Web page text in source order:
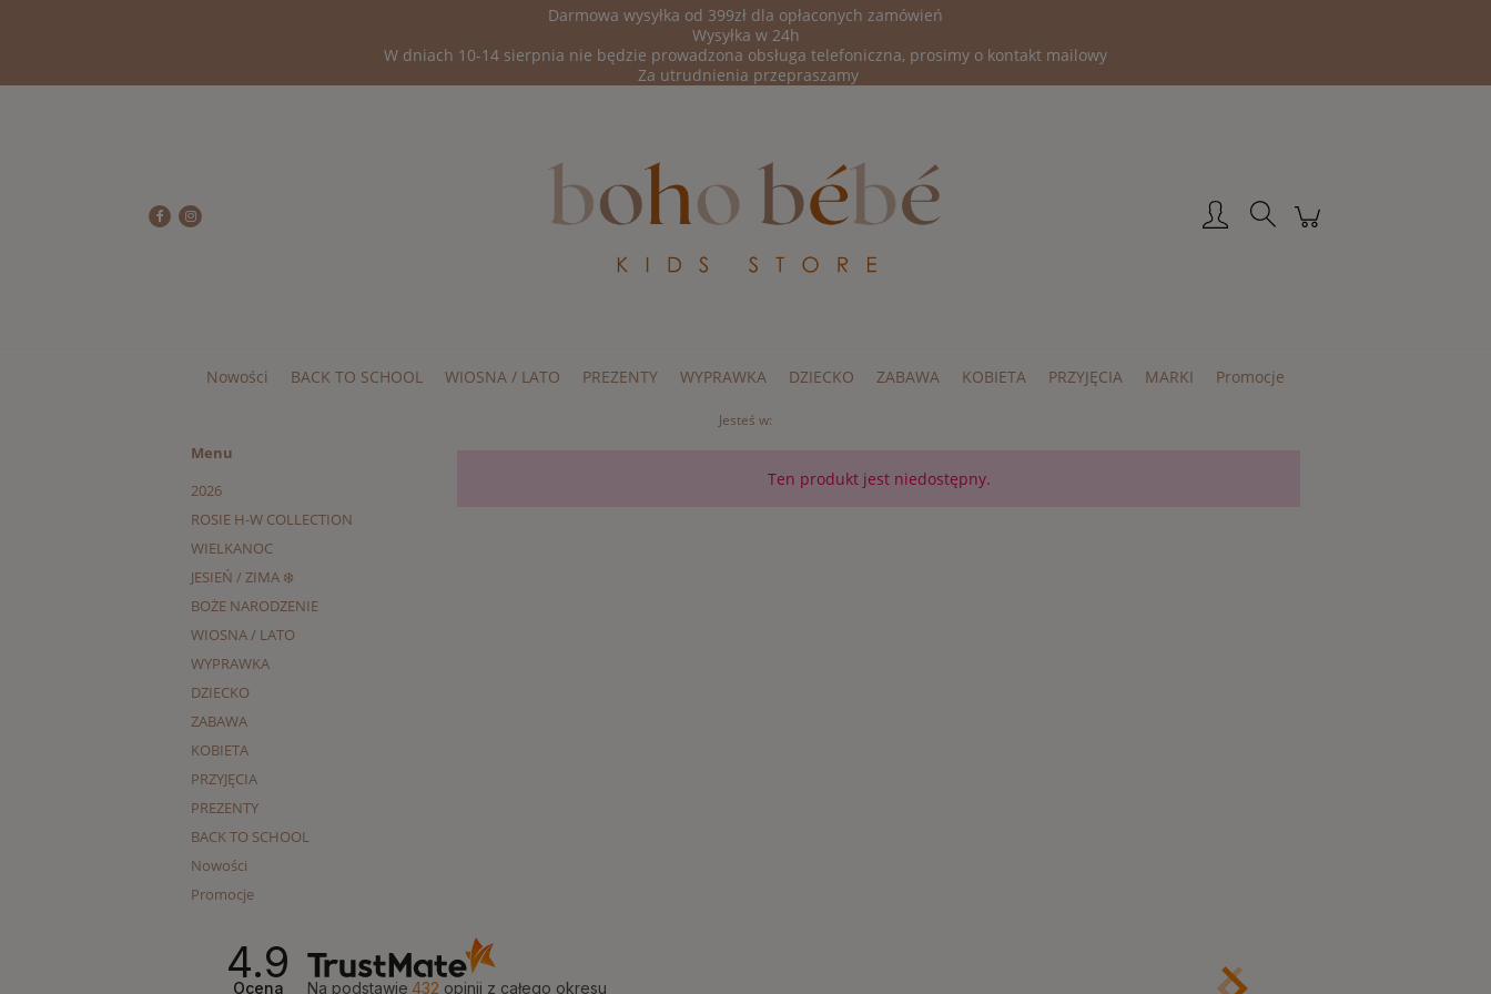
Darmowa wysyłka od 399zł dla opłaconych zamówień
Wysyłka w 24h
W dniach 10-14 sierpnia nie będzie prowadzona obsługa telefoniczna, prosimy o kontakt mailowy
Za utrudnienia przepraszamy
Nowości BACK TO SCHOOL WIOSNA / LATO PREZENTY WYPRAWKA DZIECKO ZABAWA KOBIETA PRZYJĘCIA MARKI Promocje
Jesteś w:
Menu
2026
ROSIE H-W COLLECTION
WIELKANOC
JESIEŃ / ZIMA ❄️
BOŻE NARODZENIE
WIOSNA / LATO
WYPRAWKA
DZIECKO
ZABAWA
KOBIETA
PRZYJĘCIA
PREZENTY
BACK TO SCHOOL
Nowości
Promocje
Ten produkt jest niedostępny.
4.9
Ocena Na podstawie 432 opinii z całego okresu